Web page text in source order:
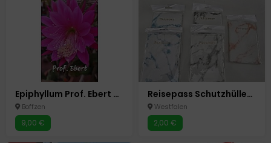
Epiphyllum Prof. Ebert bew.
Boffzen
9,00 €
Reisepass Schutzhüllen Neu
Westfalen
2,00 €